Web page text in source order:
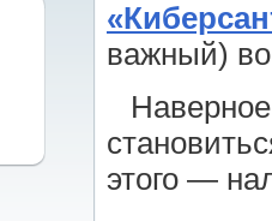
важный)
этого —